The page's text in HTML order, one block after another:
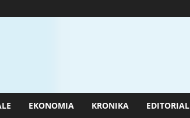
EKONOMIA KRONIKA EDITORIAL